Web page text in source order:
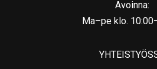
Avoinna:
Ma–pe klo.